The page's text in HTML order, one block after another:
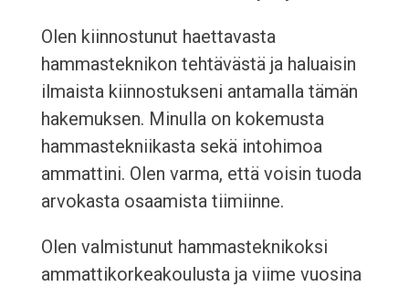
Olen kiinnostunut haettavasta
hammasteknikon tehtävästä ja haluaisin
ilmaista kiinnostukseni antamalla tämän
hakemuksen. Minulla on kokemusta
hammastekniikasta sekä intohimoa
ammattini. Olen varma, että voisin tuoda
arvokasta osaamista tiimiinne.
Olen valmistunut hammasteknikoksi
ammattikorkeakoulusta ja viime vuosina